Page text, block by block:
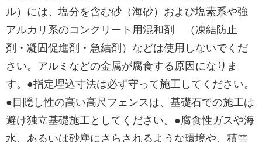
ル）には、塩分を含む砂（海砂）および塩素系や強
アルカリ系のコンクリート用混和剤 （凍結防止
剤・凝固促進剤・急結剤）などは使用しないでくだ
さい。アルミなどの金属が腐食する原因になりま
す。●指定埋込寸法は必ず守って施工してください。
●目隠し性の高い高尺フェンスは、基礎石での施工は
避け独立基礎施工としてください。●腐食性ガスや海
水、あるいは砂塵にさらされるような環境や、積雪